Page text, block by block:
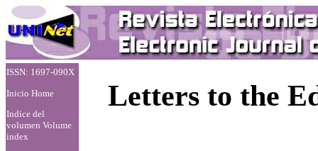
ISSN: 1697-090X
Inicio Home
Indice del
volumen Volume
index
Letters to the